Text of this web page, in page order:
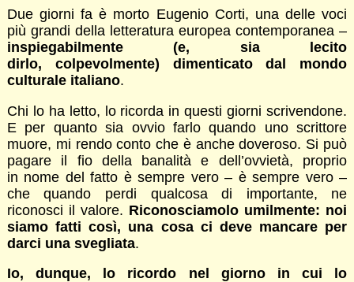
Due giorni fa è morto Eugenio Corti, una delle voci
più grandi della letteratura europea contemporanea –
inspiegabilmente (e, sia lecito
dirlo, colpevolmente) dimenticato dal mondo
culturale italiano.
Chi lo ha letto, lo ricorda in questi giorni scrivendone.
E per quanto sia ovvio farlo quando uno scrittore
muore, mi rendo conto che è anche doveroso. Si può
pagare il fio della banalità e dell’ovvietà, proprio
in nome del fatto è sempre vero – è sempre vero –
che quando perdi qualcosa di importante, ne
riconosci il valore. Riconosciamolo umilmente: noi
siamo fatti così, una cosa ci deve mancare per
darci una svegliata.
Io, dunque, lo ricordo nel giorno in cui lo